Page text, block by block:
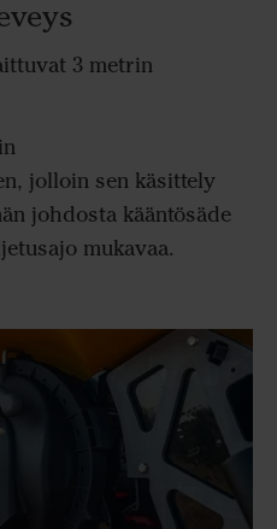
3 metrin
jolloin sen käsittely
johdosta kääntösäde
mukavaa.